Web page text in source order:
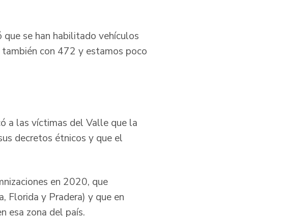
se han habilitado vehículos
con 472 y estamos poco
a las víctimas del Valle que la
decretos étnicos y que el
en 2020, que
Florida y Pradera) y que en
esa zona del país.